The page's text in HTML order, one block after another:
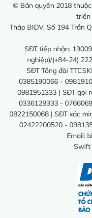
© Bản quyền 2018
triển
Tháp BIDV, Số 194 Trần
SĐT tiếp nhận:
nghiệp)/(+84-24)
SĐT Tổng đài
0385190066 -
0981951333 | SĐT gọi
0336128333 -
0822150068 | SĐT xác
02422200520 -
Email:
Swift